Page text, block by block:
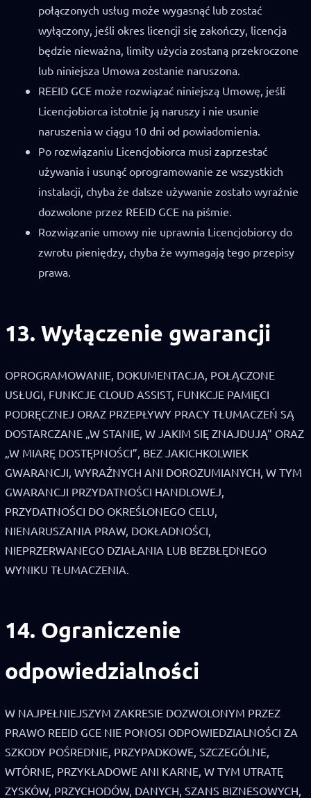
połączonych usług może wygasnąć lub zostać
wyłączony, jeśli okres licencji się zakończy, licencja
będzie nieważna, limity użycia zostaną przekroczone
lub niniejsza Umowa zostanie naruszona.
REEID GCE może rozwiązać niniejszą Umowę, jeśli
Licencjobiorca istotnie ją naruszy i nie usunie
naruszenia w ciągu 10 dni od powiadomienia.
Po rozwiązaniu Licencjobiorca musi zaprzestać
używania i usunąć oprogramowanie ze wszystkich
instalacji, chyba że dalsze używanie zostało wyraźnie
dozwolone przez REEID GCE na piśmie.
Rozwiązanie umowy nie uprawnia Licencjobiorcy do
zwrotu pieniędzy, chyba że wymagają tego przepisy
prawa.
13. Wyłączenie gwarancji
OPROGRAMOWANIE, DOKUMENTACJA, POŁĄCZONE
USŁUGI, FUNKCJE CLOUD ASSIST, FUNKCJE PAMIĘCI
PODRĘCZNEJ ORAZ PRZEPŁYWY PRACY TŁUMACZEŃ SĄ
DOSTARCZANE „W STANIE, W JAKIM SIĘ ZNAJDUJĄ” ORAZ
„W MIARĘ DOSTĘPNOŚCI”, BEZ JAKICHKOLWIEK
GWARANCJI, WYRAŹNYCH ANI DOROZUMIANYCH, W TYM
GWARANCJI PRZYDATNOŚCI HANDLOWEJ,
PRZYDATNOŚCI DO OKREŚLONEGO CELU,
NIENARUSZANIA PRAW, DOKŁADNOŚCI,
NIEPRZERWANEGO DZIAŁANIA LUB BEZBŁĘDNEGO
WYNIKU TŁUMACZENIA.
14. Ograniczenie
odpowiedzialności
W NAJPEŁNIEJSZYM ZAKRESIE DOZWOLONYM PRZEZ
PRAWO REEID GCE NIE PONOSI ODPOWIEDZIALNOŚCI ZA
SZKODY POŚREDNIE, PRZYPADKOWE, SZCZEGÓLNE,
WTÓRNE, PRZYKŁADOWE ANI KARNE, W TYM UTRATĘ
ZYSKÓW, PRZYCHODÓW, DANYCH, SZANS BIZNESOWYCH,